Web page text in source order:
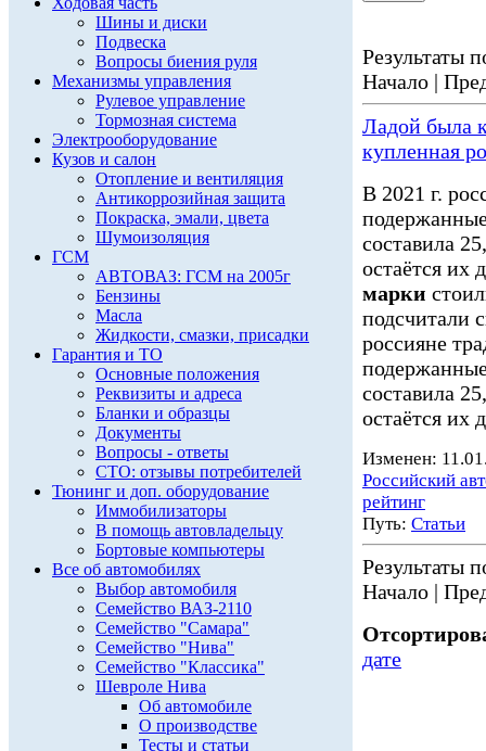
Шины и диски
Подвеска
Вопросы биения руля
Механизмы управления
Рулевое управление
Тормозная система
Электрооборудование
Кузов и салон
Отопление и вентиляция
Антикоррозийная защита
Покраска, эмали, цвета
Шумоизоляция
ГСМ
АВТОВАЗ: ГСМ на 2005г
Бензины
Масла
Жидкости, смазки, присадки
Гарантия и ТО
Основные положения
Реквизиты и адреса
Бланки и образцы
Документы
Вопросы - ответы
СТО: отзывы потребителей
Тюнинг и доп. оборудование
Иммобилизаторы
В помощь автовладельцу
Бортовые компьютеры
Все об автомобилях
Выбор автомобиля
Семейство ВАЗ-2110
Семейство "Самара"
Семейство "Нива"
Семейство "Классика"
Шевроле Нива
Об автомобиле
О производстве
Тесты и статьи
Результаты
Начало |
Ладой была
купленная
В 2021 г.
составила
остаётся их
марки
подсчитали
россияне
составила
остаётся их
Изменен:
Российский
рейтинг
Путь: Статьи
Результаты
Начало |
дате